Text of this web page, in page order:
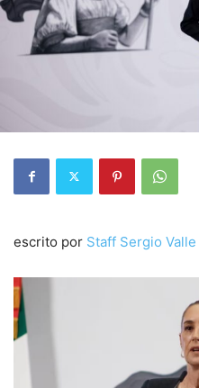
escrito por Staff Sergio Valle